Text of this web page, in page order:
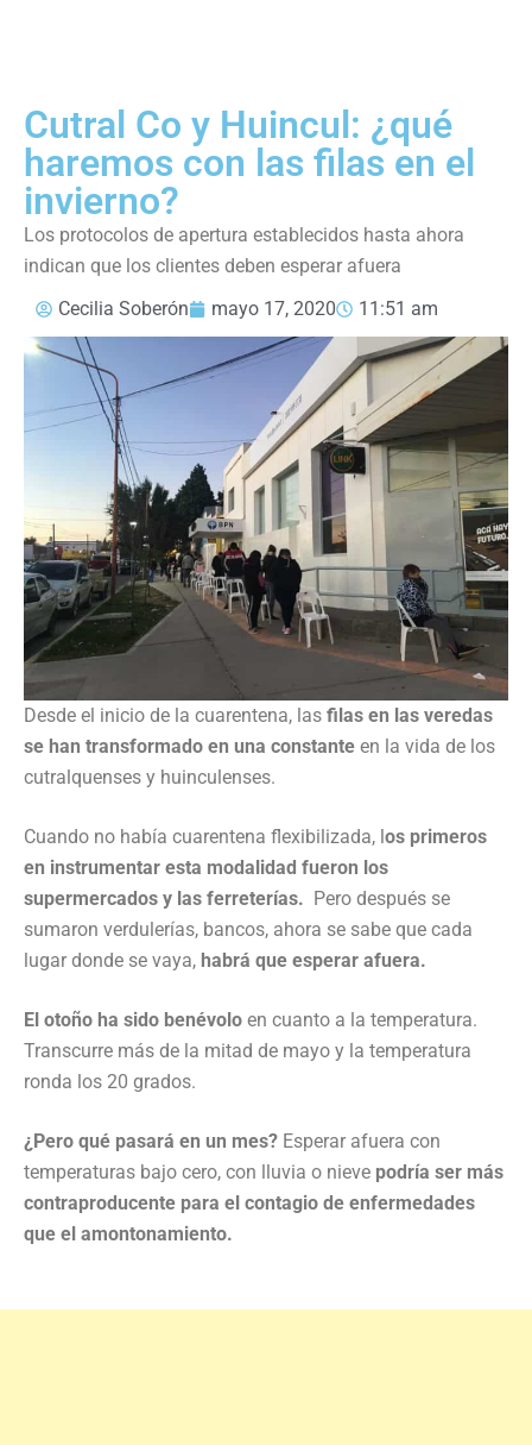
Cutral Co y Huincul: ¿qué
haremos con las filas en el
invierno?
Los protocolos de apertura establecidos hasta ahora
indican que los clientes deben esperar afuera
Cecilia Soberón
mayo 17, 2020 11:51 am
Desde el inicio de la cuarentena, las filas en las veredas
se han transformado en una constante en la vida de los
cutralquenses y huinculenses.
Cuando no había cuarentena flexibilizada, l os primeros
en instrumentar esta modalidad fueron los
supermercados y las ferreterías. Pero después se
sumaron verdulerías, bancos, ahora se sabe que cada
lugar donde se vaya, habrá que esperar afuera.
El otoño ha sido benévolo en cuanto a la temperatura.
Transcurre más de la mitad de mayo y la temperatura
ronda los 20 grados.
¿Pero qué pasará en un mes? Esperar afuera con
temperaturas bajo cero, con lluvia o nieve podría ser más
contraproducente para el contagio de enfermedades
que el amontonamiento.